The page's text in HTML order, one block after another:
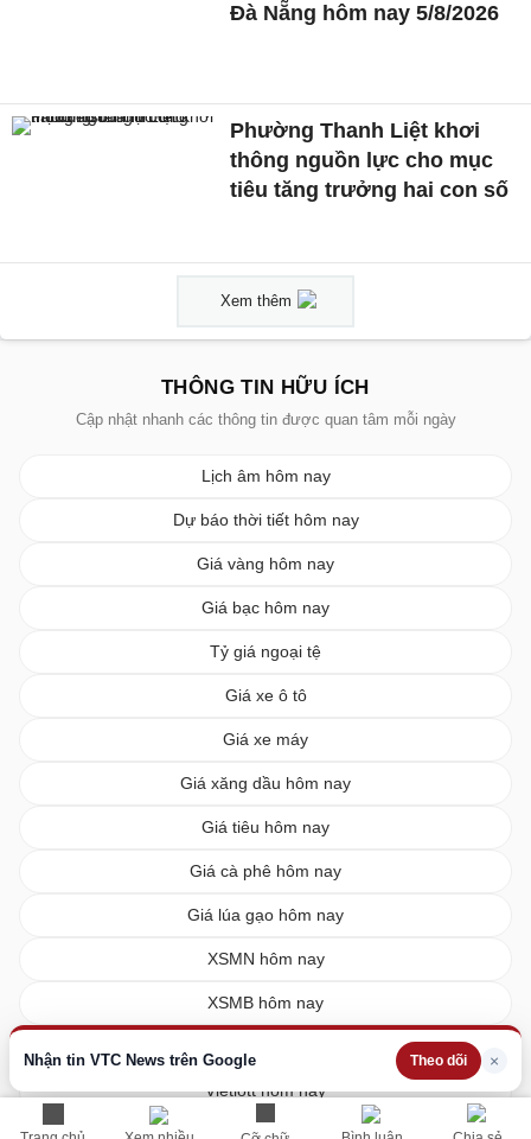
Nhận tin VTC News trên Google Theo dõi ×
Đà Nẵng hôm nay 5/8/2026
Phường Thanh Liệt khơi
thông nguồn lực cho mục
tiêu tăng trưởng hai con số
Xem thêm
THÔNG TIN HỮU ÍCH
Cập nhật nhanh các thông tin được quan tâm mỗi ngày
Lịch âm hôm nay
Dự báo thời tiết hôm nay
Giá vàng hôm nay
Giá bạc hôm nay
Tỷ giá ngoại tệ
Giá xe ô tô
Giá xe máy
Giá xăng dầu hôm nay
Giá tiêu hôm nay
Giá cà phê hôm nay
Giá lúa gạo hôm nay
XSMN hôm nay
XSMB hôm nay
Vietlott hôm nay